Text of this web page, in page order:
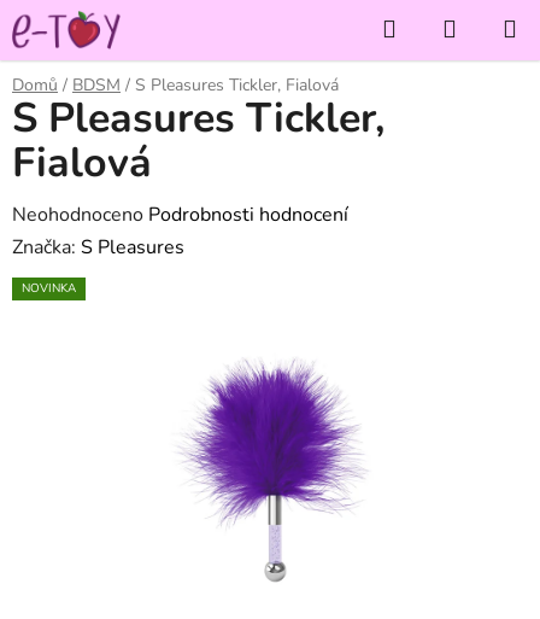
Přejít
na
obsah
Hledat
KOŠÍK
Domů / BDSM / S Pleasures Tickler, Fialová
S Pleasures Tickler,
Fialová
Průměrné
hodnocení
produktu
Neohodnoceno Podrobnosti hodnocení
Značka: S Pleasures
NOVINKA